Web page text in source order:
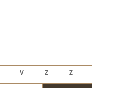
V Z Z